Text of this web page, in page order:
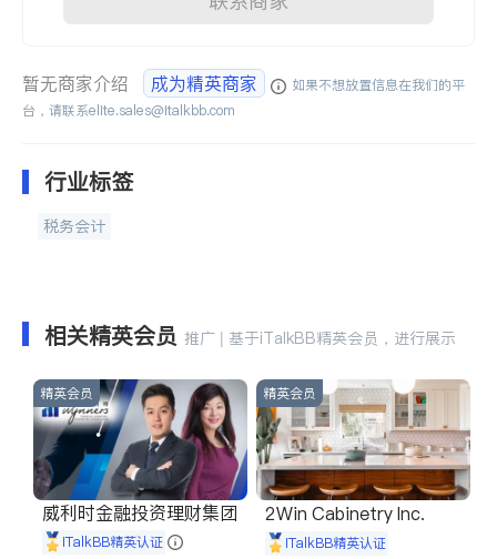
暂无商家介绍 成为精英商家
如果不想放置信息在我们的平
台，请联系elite.sales@italkbb.com
行业标签
税务会计
相关精英会员 推广 | 基于iTalkBB精英会员，进行展示
精英会员
威利时金融投资理财集团
iTalkBB精英认证
精英会员
2Win Cabinetry Inc.
iTalkBB精英认证